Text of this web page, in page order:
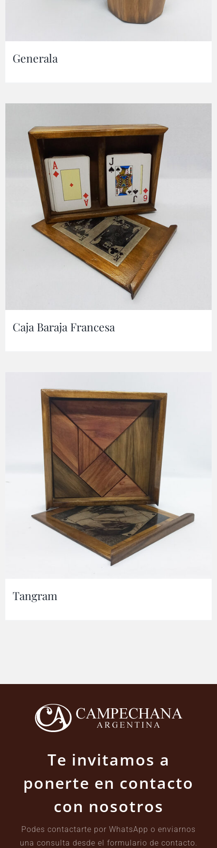
Generala
Caja Baraja Francesa
Tangram
Te invitamos a
ponerte en contacto
con nosotros
Podes contactarte por WhatsApp o enviarnos
una consulta desde el formulario de contacto.